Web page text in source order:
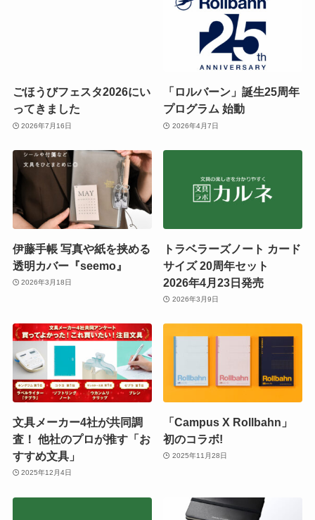
ごほうびフェスタ2026にい
ってきました
2026年7月16日
「ロルバーン」誕生25周年
プログラム 始動
2026年4月7日
伊藤手帳 写真や紙を挟める
透明カバー『seemo』
2026年3月18日
トラベラーズノート カード
サイズ 20周年セット
2026年4月23日発売
2026年3月9日
文具メーカー4社が共同調
査！ 他社のプロが推す「お
すすめ文具」
2025年12月4日
「Campus X Rollbahn」
初のコラボ!
2025年11月28日